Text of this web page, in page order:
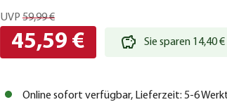
UVP 59,99 €
45,59 € Sie sparen 14,40 €
Online sofort verfügbar, Lieferzeit: 5-6